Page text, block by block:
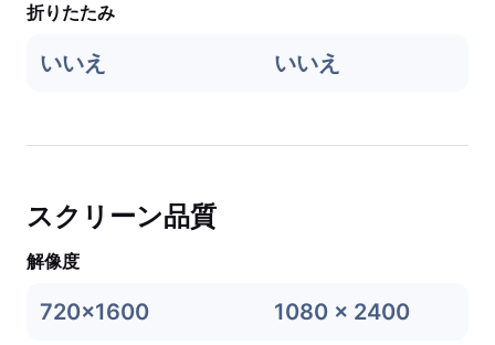
折りたたみ
いいえ いいえ
スクリーン品質
解像度
720x1600 1080 x 2400